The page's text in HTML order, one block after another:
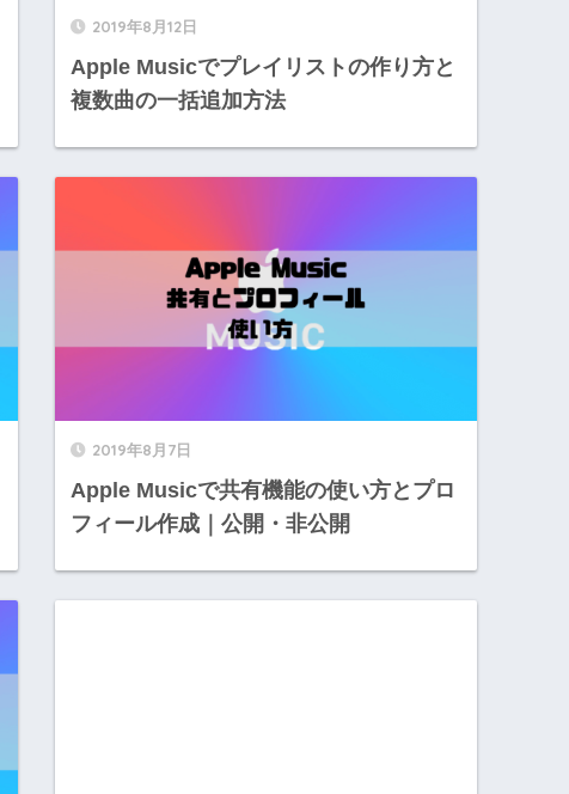
2019年8月12日
Apple Musicでプレイリストの作り方と
複数曲の一括追加方法
2019年8月7日
Apple Musicで共有機能の使い方とプロ
フィール作成｜公開・非公開